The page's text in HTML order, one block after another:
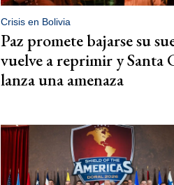
Crisis en Bolivia
Paz promete bajarse su
vuelve a reprimir y Santa
lanza una amenaza